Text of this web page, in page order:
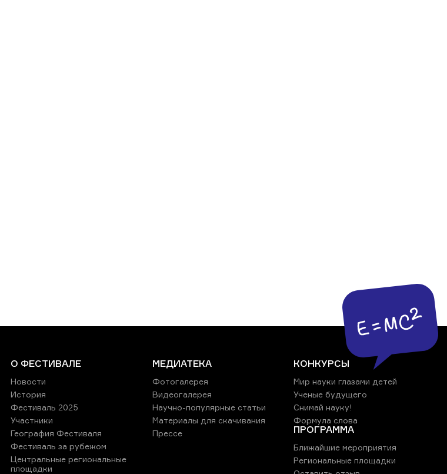
О ФЕСТИВАЛЕ
Новости
История
Фестиваль 2025
Участники
География Фестиваля
Фестиваль за рубежом
Центральные региональные
площадки
МЕДИАТЕКА
Фотогалерея
Видеогалерея
Научно-популярные статьи
Материалы для скачивания
Прессе
КОНКУРСЫ
Мир науки глазами детей
Ученые будущего
Снимай науку!
Формула слова
ПРОГРАММА
Ближайшие мероприятия
Региональные площадки